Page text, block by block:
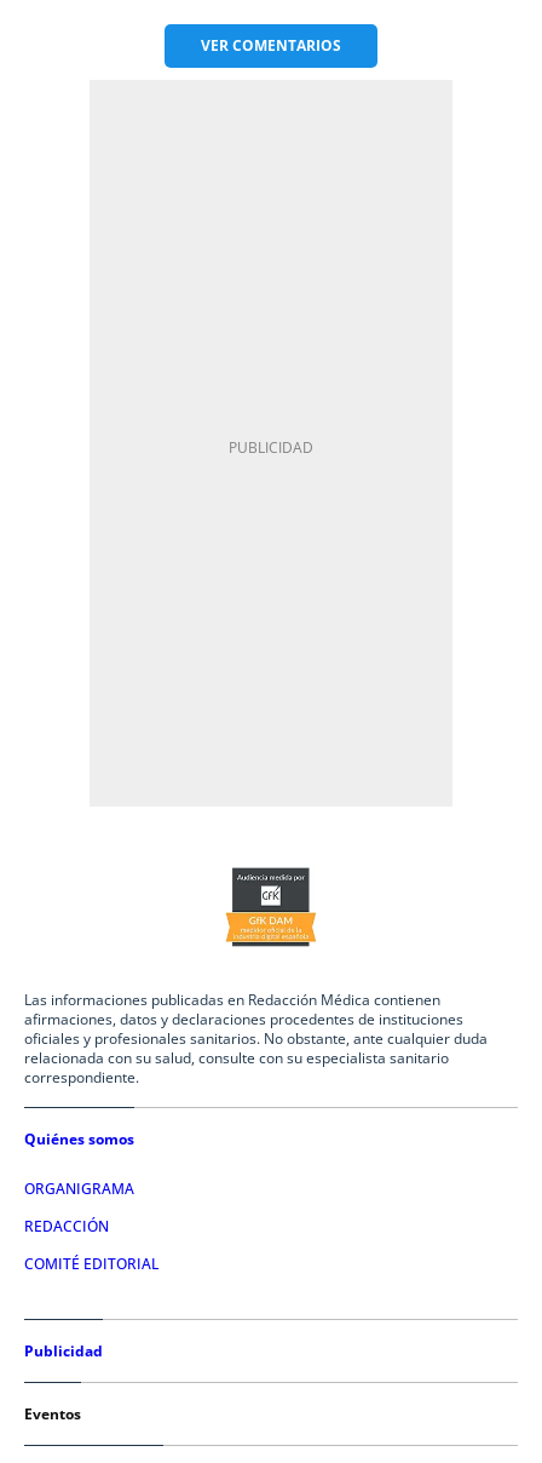
VERCOMENTARIOS
Las informaciones publicadas en Redacción Médica contienen
afirmaciones, datos y declaraciones procedentes de instituciones
oficiales y profesionales sanitarios. No obstante, ante cualquier duda
relacionada con su salud, consulte con su especialista sanitario
correspondiente.
Quiénes somos
ORGANIGRAMA
REDACCIÓN
COMITÉ EDITORIAL
Publicidad
Eventos